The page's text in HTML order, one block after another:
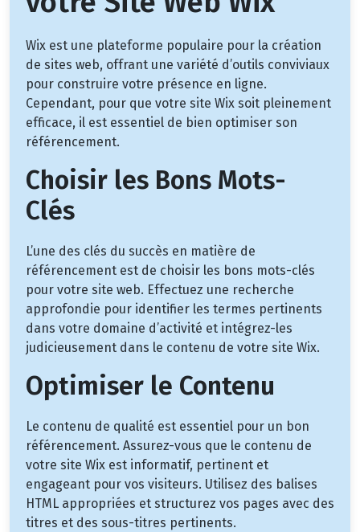
Wix est une plateforme populaire pour la création
de sites web, offrant une variété d’outils conviviaux
pour construire votre présence en ligne.
Cependant, pour que votre site Wix soit pleinement
efficace, il est essentiel de bien optimiser son
référencement.
Choisir les Bons Mots-
Clés
L’une des clés du succès en matière de
référencement est de choisir les bons mots-clés
pour votre site web. Effectuez une recherche
approfondie pour identifier les termes pertinents
dans votre domaine d’activité et intégrez-les
judicieusement dans le contenu de votre site Wix.
Optimiser le Contenu
Le contenu de qualité est essentiel pour un bon
référencement. Assurez-vous que le contenu de
votre site Wix est informatif, pertinent et
engageant pour vos visiteurs. Utilisez des balises
HTML appropriées et structurez vos pages avec des
titres et des sous-titres pertinents.